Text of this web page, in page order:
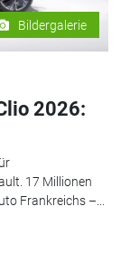
Bildergalerie
2026:
17 Millionen
Frankreichs –...